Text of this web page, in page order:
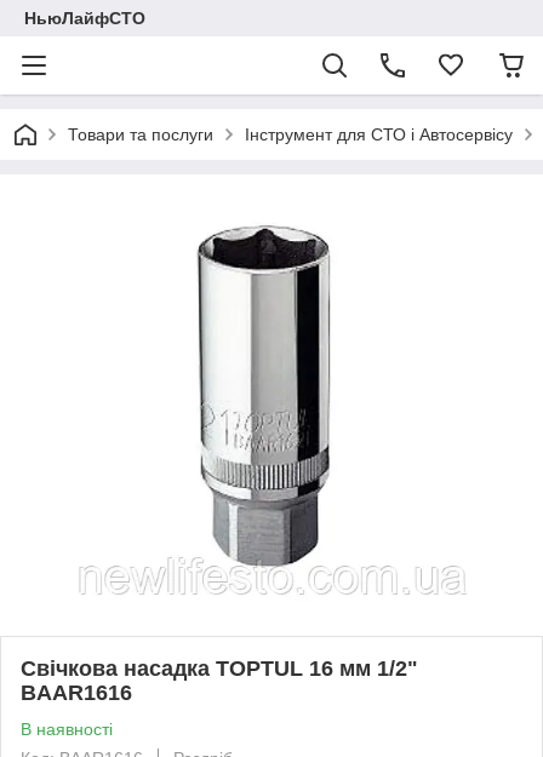
НьюЛайфСТО
Товари та послуги Інструмент для СТО і Автосервісу
Свічкова насадка TOPTUL 16 мм 1/2"
BAAR1616
В наявності